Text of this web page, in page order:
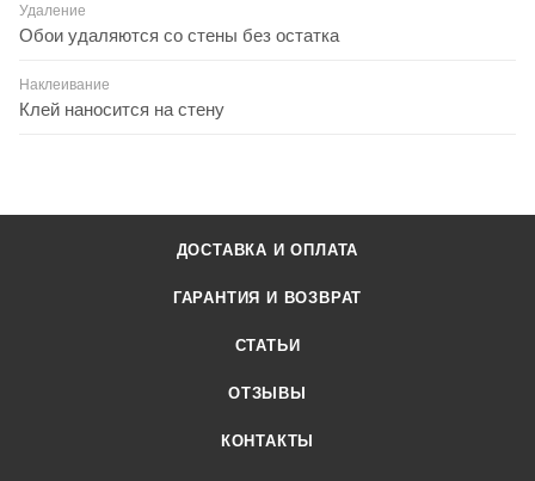
Удаление
Обои удаляются со стены без остатка
Наклеивание
Клей наносится на стену
ДОСТАВКА И ОПЛАТА
ГАРАНТИЯ И ВОЗВРАТ
СТАТЬИ
ОТЗЫВЫ
КОНТАКТЫ